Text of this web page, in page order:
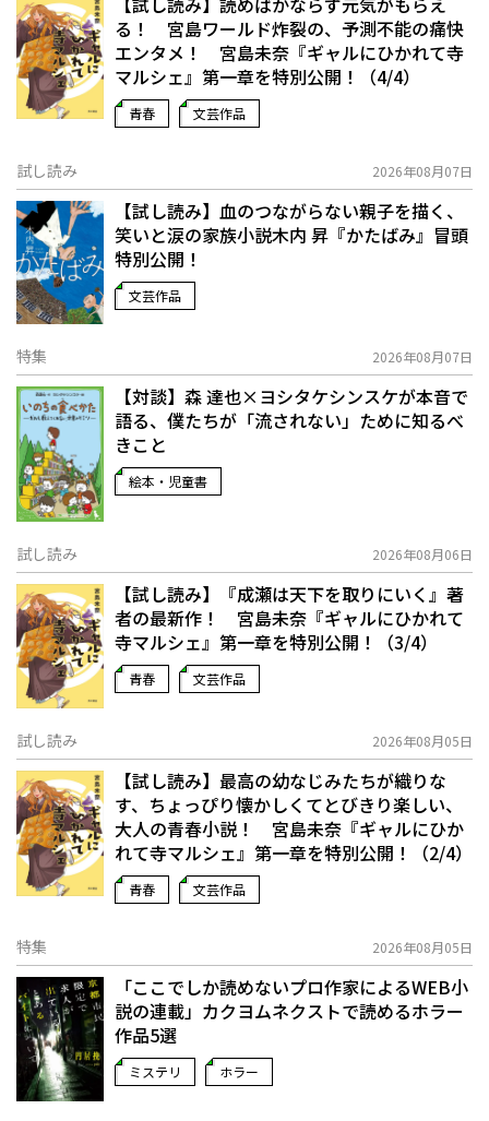
る！ 宮島ワールド炸裂の、予測不能の痛快
エンタメ！ 宮島未奈『ギャルにひかれて寺
マルシェ』第一章を特別公開！（4/4）
青春 文芸作品
試し読み 2026年08月07日
【試し読み】血のつながらない親子を描く、
笑いと涙の家族小説――木内 昇『かたばみ』冒頭
特別公開！
文芸作品
特集 2026年08月07日
【対談】森 達也×ヨシタケシンスケが本音で
語る、僕たちが「流されない」ために知るべ
きこと
絵本・児童書
試し読み 2026年08月06日
【試し読み】『成瀬は天下を取りにいく』著
者の最新作！ 宮島未奈『ギャルにひかれて
寺マルシェ』第一章を特別公開！（3/4）
青春 文芸作品
試し読み 2026年08月05日
【試し読み】最高の幼なじみたちが織りな
す、ちょっぴり懐かしくてとびきり楽しい、
大人の青春小説！ 宮島未奈『ギャルにひか
れて寺マルシェ』第一章を特別公開！（2/4）
青春 文芸作品
特集 2026年08月05日
「ここでしか読めないプロ作家によるWEB小
説の連載」――カクヨムネクストで読めるホラー
作品5選
ミステリ ホラー